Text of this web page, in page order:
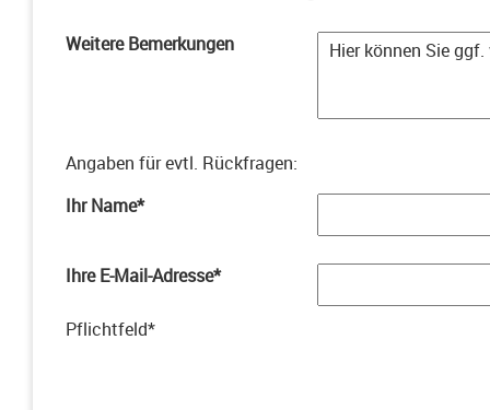
Weitere Bemerkungen
Angaben für evtl. Rückfragen:
Ihr Name*
Ihre E-Mail-Adresse*
Pflichtfeld*